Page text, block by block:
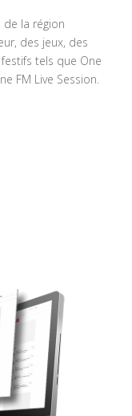
de la région
des jeux, des
tels que One
FM Live Session.